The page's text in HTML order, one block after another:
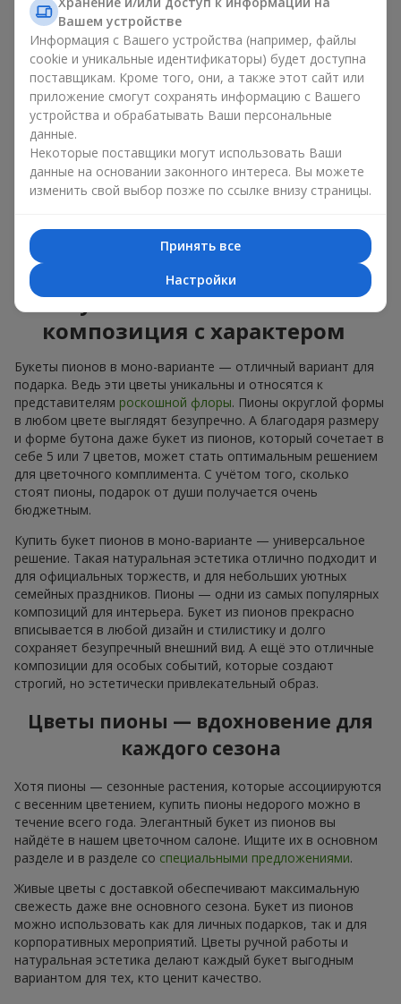
событий:
мягкие розовые оттенки — идеально подойдут, как
цветы на день рождения;
коралловые — романтический презент и цветы для
вдохновения любимой женщине;
белые пионы — универсальное решение как для
личного выразительного подарка, так и для изящного
варианта для корпоративных событий.
Выбирайте оригинальные дизайнерские букеты пионов или
цветов с доставкой, чтобы ваш подарок с изысканным
ароматом оказался незабываемым.
Букет пионов — моно-
композиция с характером
Букеты пионов в моно-варианте — отличный вариант для
подарка. Ведь эти цветы уникальны и относятся к
представителям роскошной флоры. Пионы округлой формы
в любом цвете выглядят безупречно. А благодаря размеру
и форме бутона даже букет из пионов, который сочетает в
себе 5 или 7 цветов, может стать оптимальным решением
для цветочного комплимента. С учётом того, сколько
стоят пионы, подарок от души получается очень
бюджетным.
Купить букет пионов в моно-варианте — универсальное
решение. Такая натуральная эстетика отлично подходит и
для официальных торжеств, и для небольших уютных
семейных праздников. Пионы — одни из самых популярных
композиций для интерьера. Букет из пионов прекрасно
вписывается в любой дизайн и стилистику и долго
сохраняет безупречный внешний вид. А ещё это отличные
композиции для особых событий, которые создают
строгий, но эстетически привлекательный образ.
Цветы пионы — вдохновение для
каждого сезона
Хотя пионы — сезонные растения, которые ассоциируются
с весенним цветением, купить пионы недорого можно в
течение всего года. Элегантный букет из пионов вы
найдёте в нашем цветочном салоне. Ищите их в основном
разделе и в разделе со специальными предложениями.
Живые цветы с доставкой обеспечивают максимальную
свежесть даже вне основного сезона. Букет из пионов
можно использовать как для личных подарков, так и для
корпоративных мероприятий. Цветы ручной работы и
натуральная эстетика делают каждый букет выгодным
вариантом для тех, кто ценит качество.
Вашем устройстве
Информация с Вашего устройства (например, файлы
cookie и уникальные идентификаторы) будет доступна
поставщикам. Кроме того, они, а также этот сайт или
приложение смогут сохранять информацию с Вашего
устройства и обрабатывать Ваши персональные
данные.
Некоторые поставщики могут использовать Ваши
данные на основании законного интереса. Вы можете
изменить свой выбор позже по ссылке внизу страницы.
Принять все
Настройки